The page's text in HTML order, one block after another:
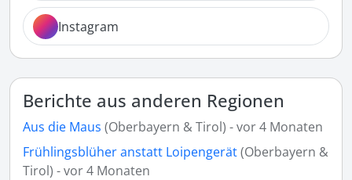
Instagram
Berichte aus anderen Regionen
Aus die Maus (Oberbayern & Tirol) - vor 4 Monaten
Frühlingsblüher anstatt Loipengerät(Oberbayern &
Tirol) - vor 4 Monaten